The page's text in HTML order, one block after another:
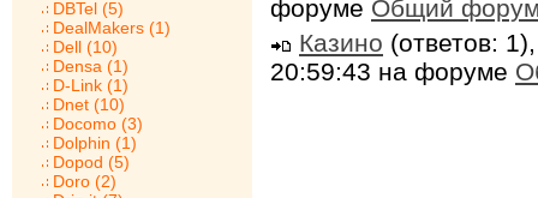
DBTel (5)
DealMakers (1)
Dell (10)
Densa (1)
D-Link (1)
Dnet (10)
Docomo (3)
Dolphin (1)
Dopod (5)
Doro (2)
форуме Общий
Казино (ответов:
20:59:43 на форуме